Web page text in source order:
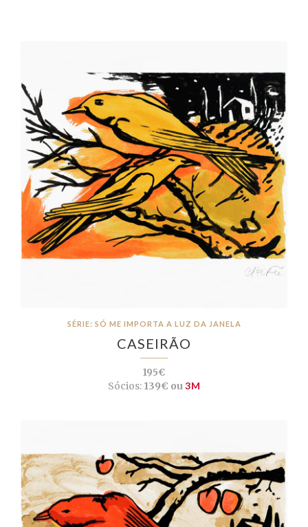
SÉRIE: SÓ ME IMPORTA A LUZ DA JANELA
CASEIRÃO
195€
Sócios:139€ ou3M